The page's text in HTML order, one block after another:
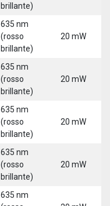
brillante)
635 nm
(rosso
brillante)
20 mW
635 nm
(rosso
brillante)
20 mW
635 nm
(rosso
brillante)
20 mW
635 nm
(rosso
brillante)
20 mW
635 nm